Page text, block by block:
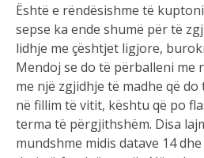
Është e rëndësishme të
sepse ka ende shumë për të
lidhje me çështjet ligjore,
Mendoj se do të përballeni me
me një zgjidhje të madhe që do
në fillim të vitit, kështu që po
terma të përgjithshëm. Disa
mundshme midis datave 14